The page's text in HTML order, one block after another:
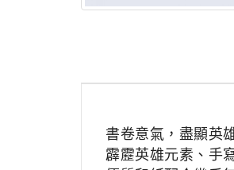
書卷意氣，盡顯英
霹靂英雄元素、手